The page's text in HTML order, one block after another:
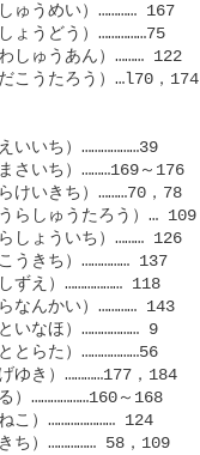
ゅうめい）………… 167
ょうどう）……………75
しゅうあん）……… 122
こうたろう）…l70，174
いいち）………………39
さいち）………169～176
けいきち）………70，78
らしゅうたろう）… 109
しょういち）……… 126
うきち）…………… 137
ずえ）……………… 118
なんかい）………… 143
いなほ）……………… 9
とらた）………………56
ゆき）…………177，184
）………………160～168
こ）………………… 124
ち）…………… 58，109